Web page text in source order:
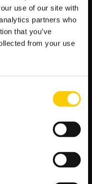
use of our site with
partners who
that you’ve
from your use
aby ich kluby na
z tak ważnmy
Cracovia. Z
będzie chciała
Jagielloni
chciała
Następny artykuł →